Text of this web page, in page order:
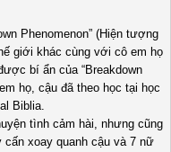
Phenomenon” (Hiện tượng
giới khác cùng với cô em họ
bí ẩn của “Breakdown
họ, cậu đã theo học tại học
Biblia.
tình cảm hài, nhưng cũng
cấn xoay quanh cậu và 7 nữ